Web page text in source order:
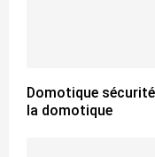
Domotique
la domotique